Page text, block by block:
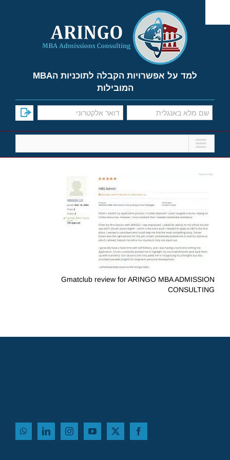
content
למד על אפשרויות הקבלה לתוכניות הMBA
המובילות
Gmatclub review for ARINGO MBA ADMISSION
CONSULTING